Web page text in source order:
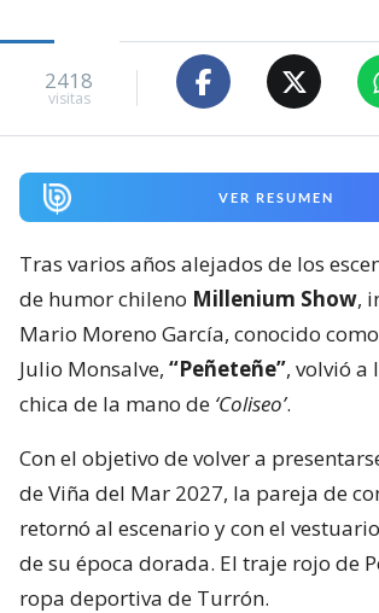
2418
visitas
VER RESUMEN
Tras varios años alejados de los
de humor chileno Millenium Show,
Mario Moreno García, conocido como
Julio Monsalve, “Peñeteñe”, volvió a
chica de la mano de ‘Coliseo’.
Con el objetivo de volver a
de Viña del Mar 2027, la pareja de
retornó al escenario y con el
de su época dorada. El traje rojo de
ropa deportiva de Turrón.